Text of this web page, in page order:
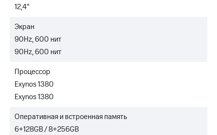
12,4”
Экран
90Hz, 600 нит
90Hz, 600 нит
Процессор
Exynos 1380
Exynos 1380
Оперативная и встроенная память
6+128GB / 8+256GB